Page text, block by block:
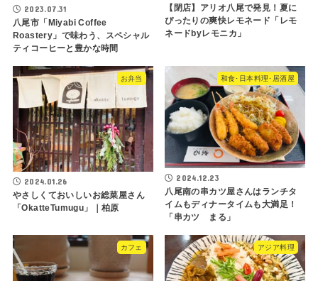
2023.07.31
八尾市「Miyabi Coffee
Roastery」で味わう、スペシャル
ティコーヒーと豊かな時間
【閉店】アリオ八尾で発見！夏に
ぴったりの爽快レモネード「レモ
ネードbyレモニカ」
お弁当
2024.01.26
やさしくておいしいお総菜屋さん
「OkatteTumugu」｜柏原
和食･日本料理･居酒屋
2024.12.23
八尾南の串カツ屋さんはランチタ
イムもディナータイムも大満足！
「串カツ まる」
カフェ アジア料理